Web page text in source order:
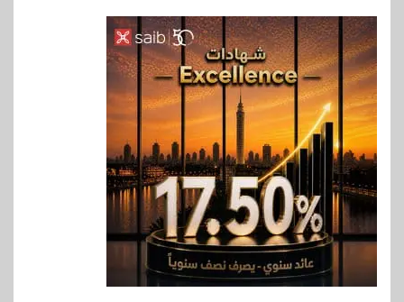
6
بنوك
بنك مصر يشارك في فعالية اليوم
العالمي للشباب ويقدم العديد من
العروض المجانية
7
بنوك
بنك QNB مصر يعزز جاهزية
المشروعات الصغيرة والمتوسطة
للنمو والتوسع